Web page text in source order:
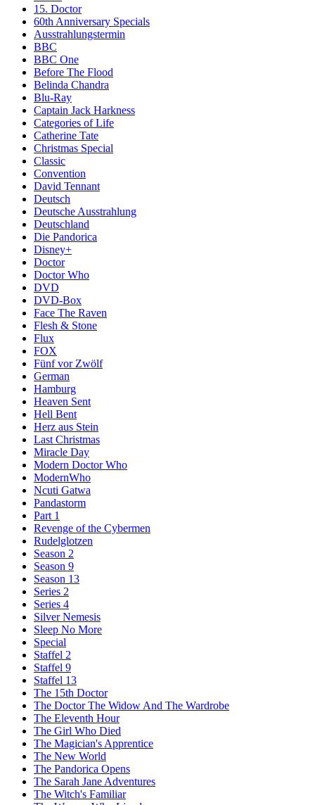
15. Doctor
60th Anniversary Specials
Ausstrahlungstermin
BBC
BBC One
Before The Flood
Belinda Chandra
Blu-Ray
Captain Jack Harkness
Categories of Life
Catherine Tate
Christmas Special
Classic
Convention
David Tennant
Deutsch
Deutsche Ausstrahlung
Deutschland
Die Pandorica
Disney+
Doctor
Doctor Who
DVD
DVD-Box
Face The Raven
Flesh & Stone
Flux
FOX
Fünf vor Zwölf
German
Hamburg
Heaven Sent
Hell Bent
Herz aus Stein
Last Christmas
Miracle Day
Modern Doctor Who
ModernWho
Ncuti Gatwa
Pandastorm
Part 1
Revenge of the Cybermen
Rudelglotzen
Season 2
Season 9
Season 13
Series 2
Series 4
Silver Nemesis
Sleep No More
Special
Staffel 2
Staffel 9
Staffel 13
The 15th Doctor
The Doctor The Widow And The Wardrobe
The Eleventh Hour
The Girl Who Died
The Magician's Apprentice
The New World
The Pandorica Opens
The Sarah Jane Adventures
The Witch's Familiar